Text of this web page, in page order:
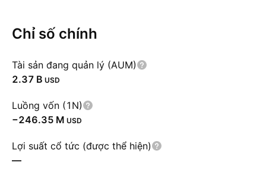
Chỉ số chính
Tài sản đang quản lý (AUM)
‪2.37 B‬ USD
Luồng vốn (1N)
‪−246.35 M‬ USD
Lợi suất cổ tức (được thể hiện)
—